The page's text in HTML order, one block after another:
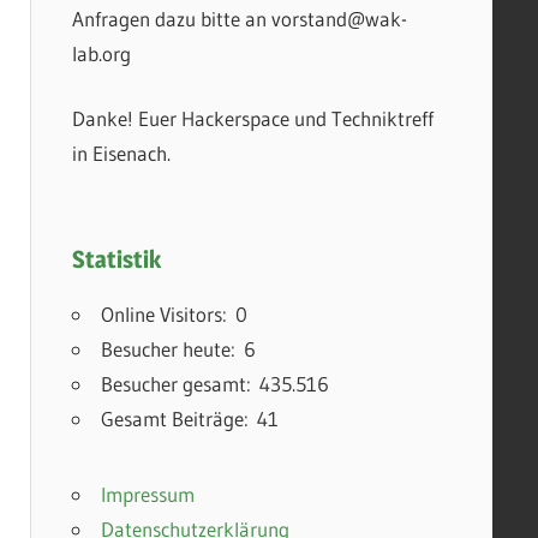
Anfragen dazu bitte an vorstand@wak-
lab.org
Danke! Euer Hackerspace und Techniktreff
in Eisenach.
Statistik
Online Visitors: 0
Besucher heute: 6
Besucher gesamt: 435.516
Gesamt Beiträge: 41
Impressum
Datenschutzerklärung